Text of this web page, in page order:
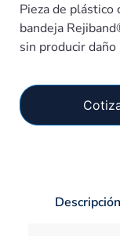
Pieza de plástico
bandeja
sin producir
Descripción